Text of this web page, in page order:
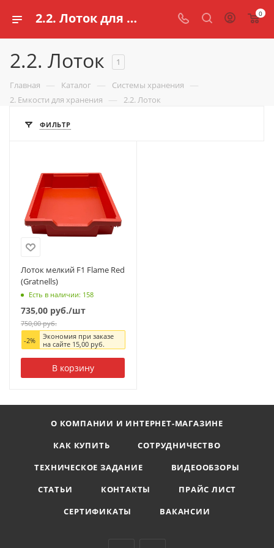
2.2. Лоток для школ купить 0
2.2. Лоток 1
Главная — Каталог — Системы хранения —
2. Емкости для хранения — 2.2. Лоток
ФИЛЬТР
Лоток мелкий F1 Flame Red
(Gratnells)
Есть в наличии: 158
735,00 руб./шт
750,00руб.
-2%
Экономия при заказе
на сайте 15,00руб.
В корзину
О КОМПАНИИ И ИНТЕРНЕТ-МАГАЗИНЕ
КАК КУПИТЬ
СОТРУДНИЧЕСТВО
ТЕХНИЧЕСКОЕ ЗАДАНИЕ
ВИДЕООБЗОРЫ
СТАТЬИ
КОНТАКТЫ
ПРАЙС ЛИСТ
СЕРТИФИКАТЫ
ВАКАНСИИ